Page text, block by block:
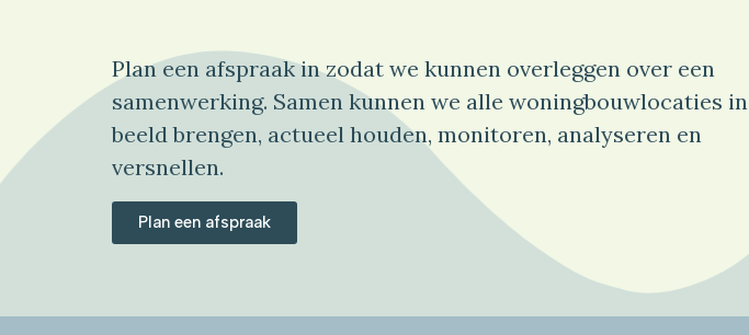
Plan een afspraak in zodat we kunnen overleggen over een
samenwerking. Samen kunnen we alle woningbouwlocaties in
beeld brengen, actueel houden, monitoren, analyseren en
versnellen.
Plan een afspraak